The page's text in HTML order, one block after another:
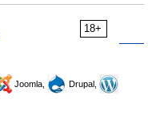
18+
Joomla,
Drupal,